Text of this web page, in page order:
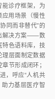
能诊疗框架，为
用场景（慢性
同而非替代”的
解决方案——数
特色语料库，技
理层面制定数据
节形成闭环；
，呼应“人机共
力基层医疗智